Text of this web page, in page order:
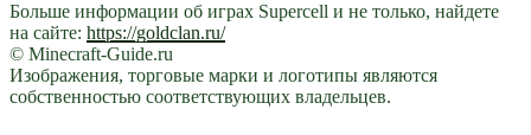
Больше информации об играх Supercell и не только, найдете
на сайте: https://goldclan.ru/
© Minecraft-Guide.ru
Изображения, торговые марки и логотипы являются
собственностью соответствующих владельцев.